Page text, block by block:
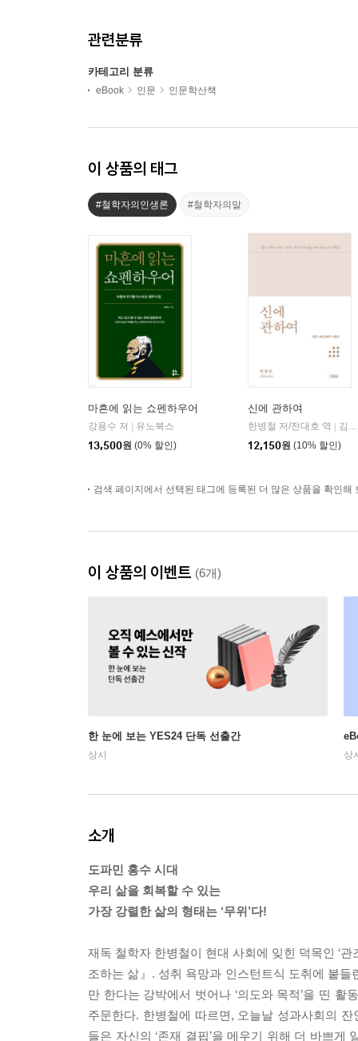
관련분류
카테고리 분류
eBook 인문 인문학산책
이 상품의 태그
#철학자의인생론 #철학자의말
마흔에 읽는 쇼펜하우어
강용수 저 | 유노북스
13,500원 (0% 할인)
신에 관하여
한병철 저/전대호 역 | 김영사
12,150원 (10% 할인)
검색 페이지에서 선택된 태그에 등록된 더 많은 상품을 확인해
이 상품의 이벤트 (6개)
한 눈에 보는 YES24 단독 선출간
상시 상
소개
도파민 홍수 시대
우리 삶을 회복할 수 있는
가장 강렬한 삶의 형태는 ‘무위’다!
재독 철학자 한병철이 현대 사회에 잊힌 덕목인 ‘
조하는 삶』. 성취 욕망과 인스턴트식 도취에 붙
만 한다는 강박에서 벗어나 ‘의도와 목적’을 띤
주문한다. 한병철에 따르면, 오늘날 성과사회의
들은 자신의 ‘존재 결핍’을 메우기 위해 더 바쁘